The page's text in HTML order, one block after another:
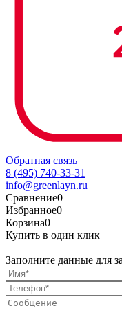
Обратная связь
8 (495) 740-33-31
info@greenlayn.ru
Сравнение0
Избранное0
Корзина0
Купить в один клик
Заполните данные для